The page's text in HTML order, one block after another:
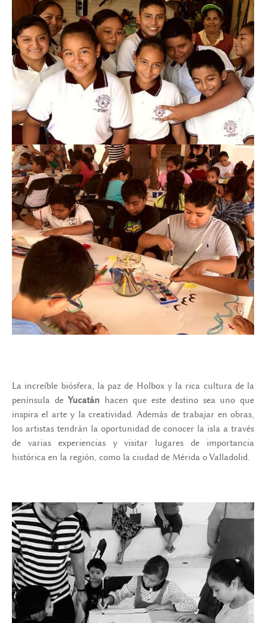
La increíble biósfera, la paz de Holbox y la rica cultura de la
península deYucatán hacen que este destino sea uno que
inspira el arte y la creatividad. Además de trabajar en obras,
los artistas tendrán la oportunidad de conocer la isla a través
de varias experiencias y visitar lugares de importancia
histórica en la región, como la ciudad de Mérida o Valladolid.